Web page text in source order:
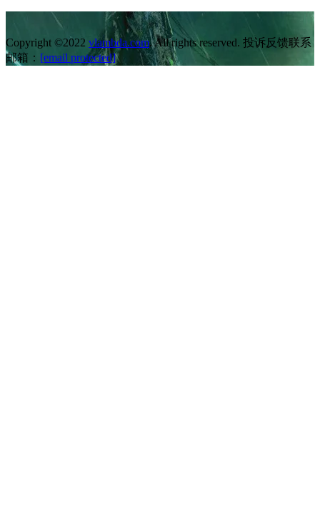
Copyright ©2022 vlambda.com. All rights reserved. 投诉反馈联系
邮箱： [email protected]